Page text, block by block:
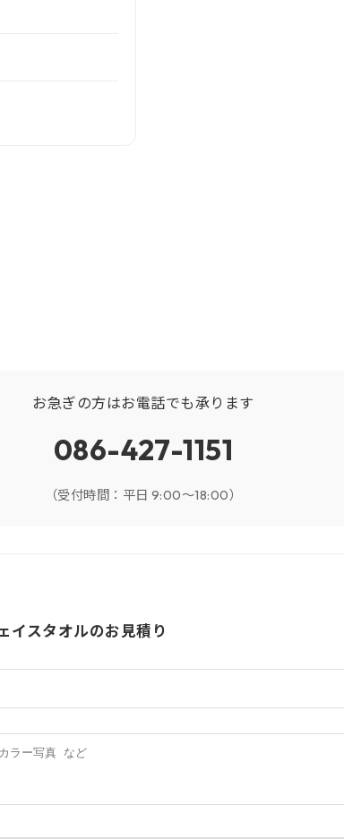
お急ぎの方はお電話でも承ります
086-427-1151
（受付時間：平日 9:00～18:00）
イスタオルのお見積り